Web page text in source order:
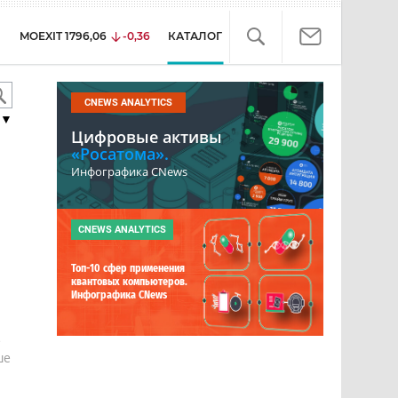
MOEXIT 1796,06 -0,36 КАТАЛОГ
▼
CNEWS ANALYTICS
Цифровые активы
«Росатома».
Инфографика CNews
CNEWS ANALYTICS
Топ-10 сфер применения
квантовых компьютеров.
Инфографика CNews